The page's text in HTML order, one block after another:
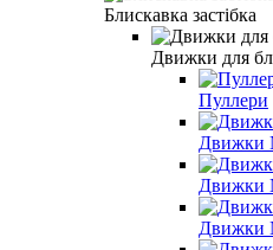
Блискавка застібка
Движки для
Пуллери
Движки
Движки
Движки